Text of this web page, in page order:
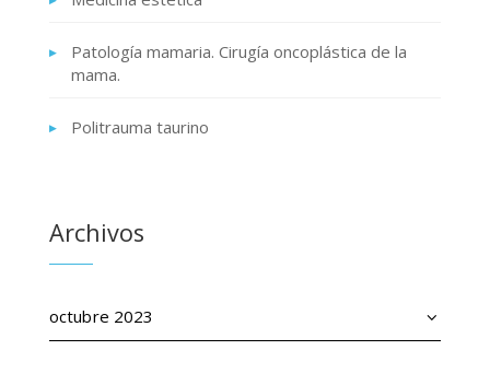
Patología mamaria. Cirugía oncoplástica de la
mama.
Politrauma taurino
Archivos
Archivos